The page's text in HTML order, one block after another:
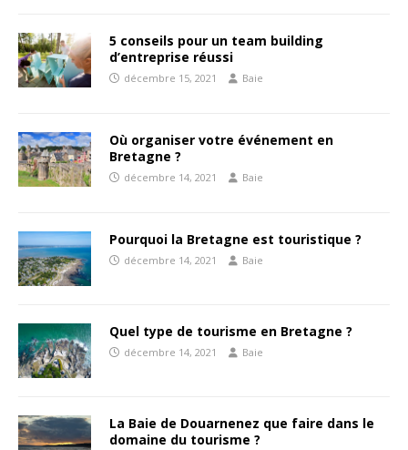
5 conseils pour un team building
d’entreprise réussi
décembre 15, 2021 Baie
Où organiser votre événement en
Bretagne ?
décembre 14, 2021 Baie
Pourquoi la Bretagne est touristique ?
décembre 14, 2021 Baie
Quel type de tourisme en Bretagne ?
décembre 14, 2021 Baie
La Baie de Douarnenez que faire dans le
domaine du tourisme ?